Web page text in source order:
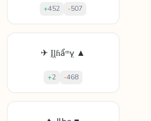
+452 -507
✈ Ḭḽɦẩᵐỵ ▲
+2 -468